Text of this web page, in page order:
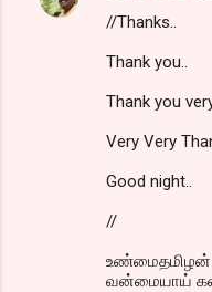
//Thanks..
Thank you..
Thank you
Very Very
Good night..
//
உண்மைதமிழன்
வன்மையாய்